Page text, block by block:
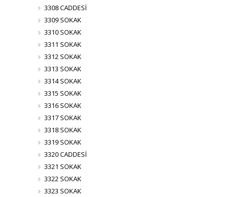
3308 CADDESİ
3309 SOKAK
3310 SOKAK
3311 SOKAK
3312 SOKAK
3313 SOKAK
3314 SOKAK
3315 SOKAK
3316 SOKAK
3317 SOKAK
3318 SOKAK
3319 SOKAK
3320 CADDESİ
3321 SOKAK
3322 SOKAK
3323 SOKAK